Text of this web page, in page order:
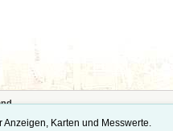
Karten und Messwerte.